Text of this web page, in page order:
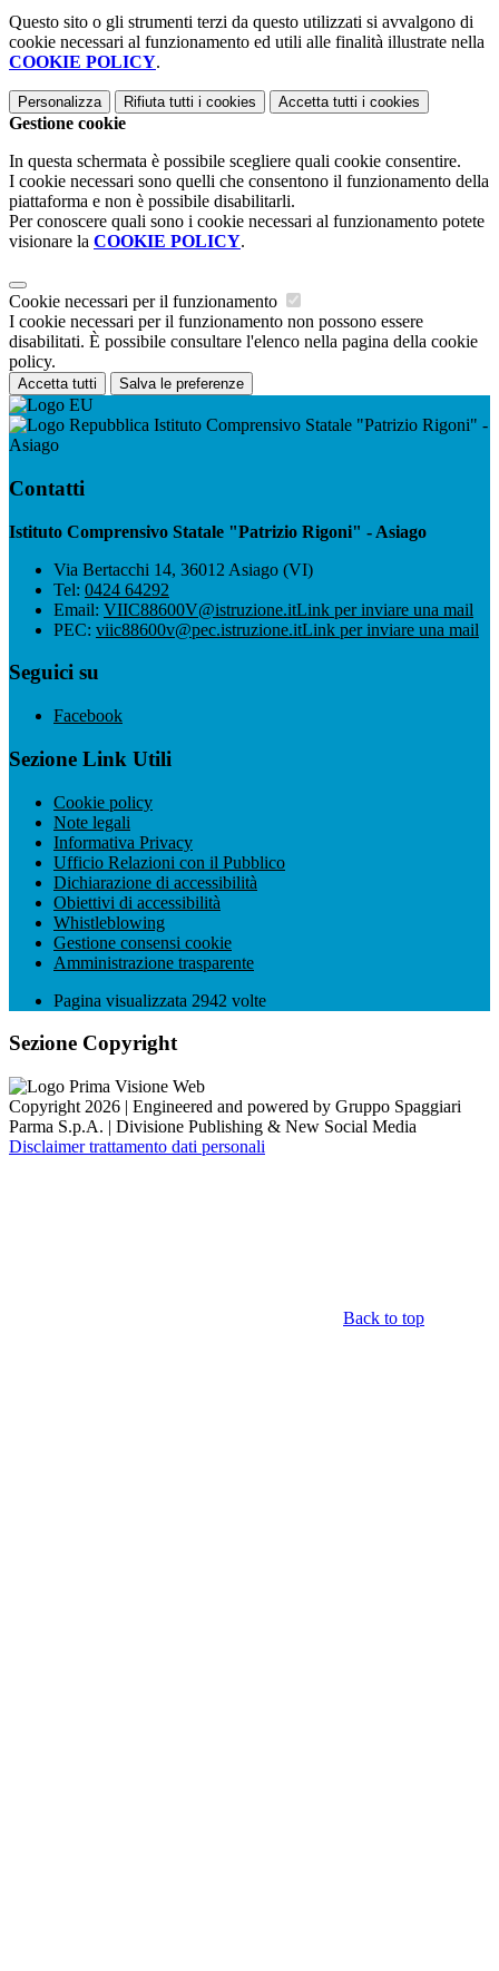
Questo sito o gli strumenti terzi da questo utilizzati si avvalgono di
cookie necessari al funzionamento ed utili alle finalità illustrate nella
COOKIE POLICY.
Personalizza Rifiuta tutti i cookies Accetta tutti i cookies
Gestione cookie
In questa schermata è possibile scegliere quali cookie consentire.
I cookie necessari sono quelli che consentono il funzionamento della
piattaforma e non è possibile disabilitarli.
Per conoscere quali sono i cookie necessari al funzionamento potete
visionare la COOKIE POLICY.
Cookie necessari per il funzionamento
I cookie necessari per il funzionamento non possono essere
disabilitati. È possibile consultare l'elenco nella pagina della cookie
policy.
Accetta tutti Salva le preferenze
Istituto Comprensivo Statale "Patrizio Rigoni" -
Asiago
Contatti
Istituto Comprensivo Statale "Patrizio Rigoni" - Asiago
Via Bertacchi 14, 36012 Asiago (VI)
Tel: 0424 64292
Email: VIIC88600V@istruzione.itLink per inviare una mail
PEC: viic88600v@pec.istruzione.itLink per inviare una mail
Seguici su
Facebook
Sezione Link Utili
Cookie policy
Note legali
Informativa Privacy
Ufficio Relazioni con il Pubblico
Dichiarazione di accessibilità
Obiettivi di accessibilità
Whistleblowing
Gestione consensi cookie
Amministrazione trasparente
Pagina visualizzata 2942 volte
Sezione Copyright
Copyright 2026 | Engineered and powered by Gruppo Spaggiari
Parma S.p.A. | Divisione Publishing & New Social Media
Disclaimer trattamento dati personali
Back to top